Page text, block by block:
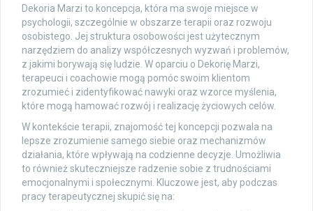
Dekoria Marzi to koncepcja, która ma swoje miejsce w
psychologii, szczególnie w obszarze terapii oraz rozwoju
osobistego. Jej struktura osobowości jest użytecznym
narzędziem do analizy współczesnych wyzwań i problemów,
z jakimi borywają się ludzie. W oparciu o Dekorię Marzi,
terapeuci i coachowie mogą pomóc swoim klientom
zrozumieć i zidentyfikować nawyki oraz wzorce myślenia,
które mogą hamować rozwój i realizację życiowych celów.
W kontekście terapii, znajomość tej koncepcji pozwala na
lepsze zrozumienie samego siebie oraz mechanizmów
działania, które wpływają na codzienne decyzje. Umożliwia
to również skuteczniejsze radzenie sobie z trudnościami
emocjonalnymi i społecznymi. Kluczowe jest, aby podczas
pracy terapeutycznej skupić się na: